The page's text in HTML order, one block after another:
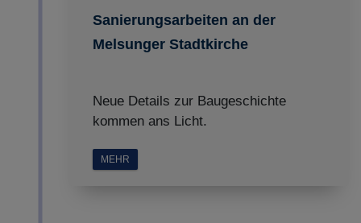
Sanierungsarbeiten an der
Melsunger Stadtkirche
Neue Details zur Baugeschichte
kommen ans Licht.
MEHR